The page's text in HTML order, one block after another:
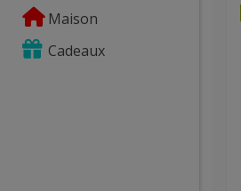
Maison
Cadeaux